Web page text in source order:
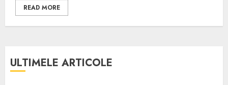
READ MORE
ULTIMELE ARTICOLE